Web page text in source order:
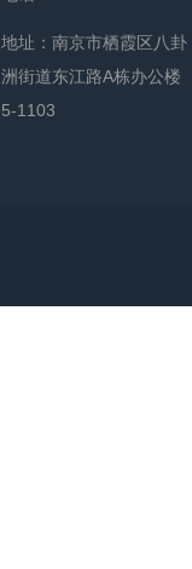
地址：南京市栖霞区八卦
洲街道东江路A栋办公楼
5-1103